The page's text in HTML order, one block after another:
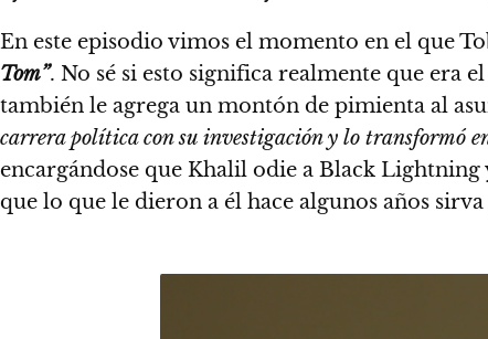
En este episodio vimos el momento en el que
Tom”. No sé si esto significa realmente que era
también le agrega un montón de pimienta al
carrera política con su investigación y lo transformó
encargándose que Khalil odie a Black
que lo que le dieron a él hace algunos años